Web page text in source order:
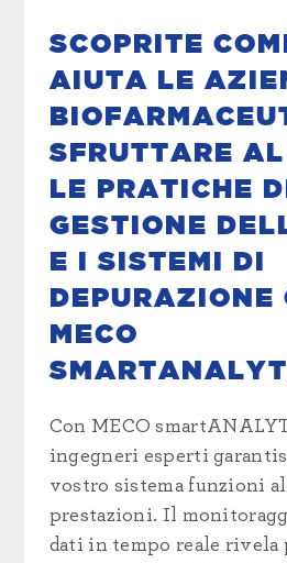
SCOPRITE
AIUTA LE
SFRUTTARE
LE PRATICHE DI
GESTIONE
E I SISTEMI DI
DEPURAZIONE
MECO
Con MECO
ingegneri esperti
vostro sistema funzioni
prestazioni. Il
dati in tempo reale rivela